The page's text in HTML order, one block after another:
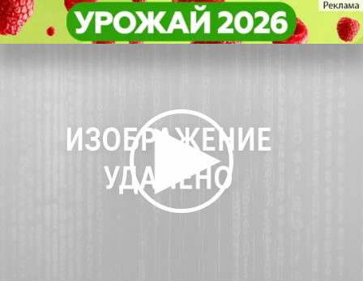
У каждой школы поставят
инспектора
Общество У каждой школы поставят
инспектора
Общество
Другие новости по
Погода и курсы